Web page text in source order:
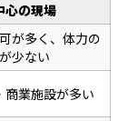
心の現場
が多く、体力の
少ない
商業施設が多い